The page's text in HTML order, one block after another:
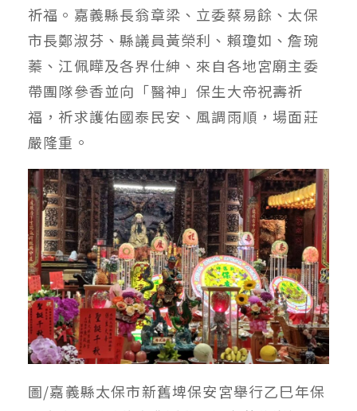
祈福。嘉義縣長翁章梁、立委蔡易餘、太保
市長鄭淑芬、縣議員黃榮利、賴瓊如、詹琬
蓁、江佩曄及各界仕紳、來自各地宮廟主委
帶團隊參香並向「醫神」保生大帝祝壽祈
福，祈求護佑國泰民安、風調雨順，場面莊
嚴隆重。
圖/嘉義縣太保市新舊埤保安宮舉行乙巳年保